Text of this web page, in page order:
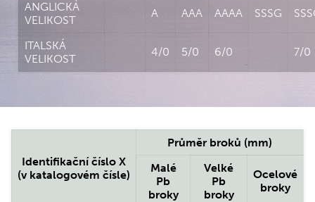
ANGLICKÁ
VELIKOST
A AAA AAAA SSSG
ITALSKÁ
VELIKOST
4/0 5/0 6/0 7/0
Identifikační číslo X
(v katalogovém čísle)
Průměr broků (mm)
Malé
Pb
broky
Velké
Pb
broky
Ocelové
broky